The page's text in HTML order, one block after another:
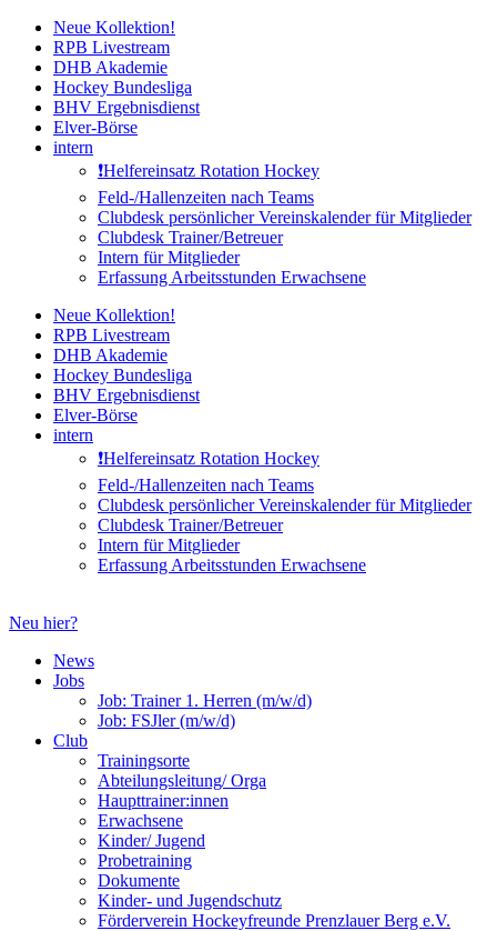
Zum
Inhalt
springen
Neue Kollektion!
RPB Livestream
DHB Akademie
Hockey Bundesliga
BHV Ergebnisdienst
Elver-Börse
intern
❗️Helfereinsatz Rotation Hockey
Feld-/Hallenzeiten nach Teams
Clubdesk persönlicher Vereinskalender für Mitglieder
Clubdesk Trainer/Betreuer
Intern für Mitglieder
Erfassung Arbeitsstunden Erwachsene
Neue Kollektion!
RPB Livestream
DHB Akademie
Hockey Bundesliga
BHV Ergebnisdienst
Elver-Börse
intern
❗️Helfereinsatz Rotation Hockey
Feld-/Hallenzeiten nach Teams
Clubdesk persönlicher Vereinskalender für Mitglieder
Clubdesk Trainer/Betreuer
Intern für Mitglieder
Erfassung Arbeitsstunden Erwachsene
Neu hier?
News
Jobs
Job: Trainer 1. Herren (m/w/d)
Job: FSJler (m/w/d)
Club
Trainingsorte
Abteilungsleitung/ Orga
Haupttrainer:innen
Erwachsene
Kinder/ Jugend
Probetraining
Dokumente
Kinder- und Jugendschutz
Förderverein Hockeyfreunde Prenzlauer Berg e.V.